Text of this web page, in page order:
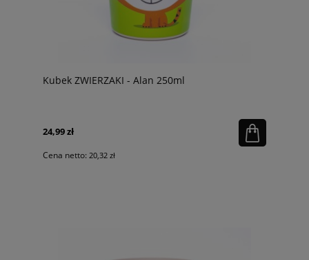
Kubek ZWIERZAKI - Alan 250ml
24,99 zł
Cena netto: 20,32 zł